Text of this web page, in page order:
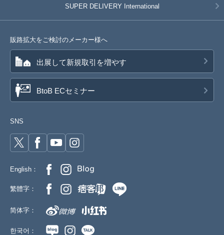
SUPER DELIVERY International
販路拡大をご検討のメーカー様へ
出展して新規取引を増やす
BtoB ECセミナー
SNS
English：
繁體字：
简体字：
한국어：